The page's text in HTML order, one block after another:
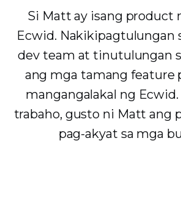
Si Matt ay isang product
Ecwid. Nakikipagtulungan
dev team at tinutulungan
ang mga tamang feature
mangangalakal ng Ecwid.
trabaho, gusto ni Matt ang
pag-akyat sa mga